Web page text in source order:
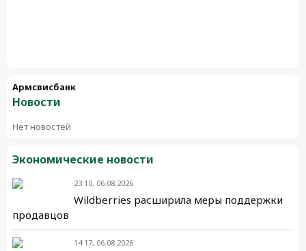
Армсвисбанк
Новости
Нет новостей
Экономические новости
23:10, 06.08.2026
Wildberries расширила меры поддержки
продавцов
14:17, 06.08.2026